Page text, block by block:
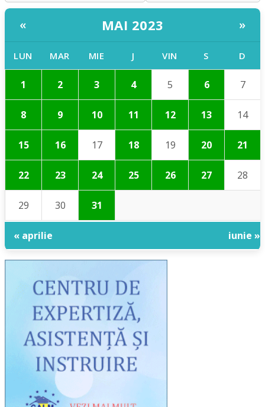
« MAI 2023 »
LUN MAR MIE J VIN S D
1 2 3 4 5 6 7
8 9 10 11 12 13 14
15 16 17 18 19 20 21
22 23 24 25 26 27 28
29 30 31
« aprilie iunie »